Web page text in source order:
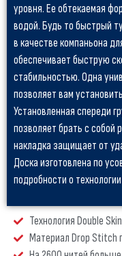
уровня. Ее обтекаемая
водой. Будь то быстрый
в качестве компаньона
обеспечивает быструю
стабильностью. Одна
позволяет вам
Установленная спереди
позволяет брать с собой
накладка защищает от
Доска изготовлена по
подробности о
Технология Double
Материал Drop Stitch